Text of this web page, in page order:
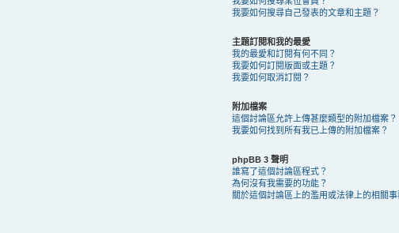
我要如何搜尋自己發表的文章和主題？
主題訂閱和我的最愛
我的最愛和訂閱有何不同？
我要如何訂閱版面或主題？
我要如何取消訂閱？
附加檔案
這個討論區允許上傳甚麼類型的附加檔案？
我要如何找到所有我已上傳的附加檔案？
phpBB 3 聲明
誰寫了這個討論區程式？
為何沒有我需要的功能？
關於這個討論區上的濫用或法律上的相關